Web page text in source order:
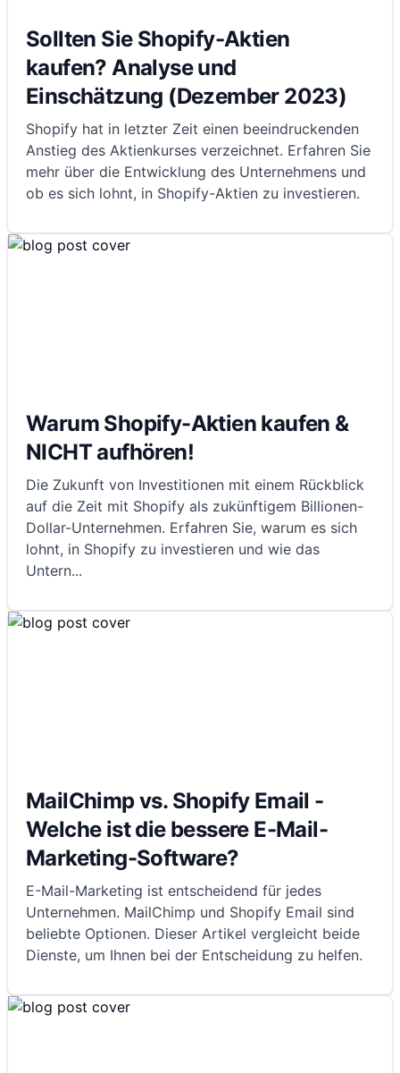
Sollten Sie Shopify-Aktien
kaufen? Analyse und
Einschätzung (Dezember 2023)
Shopify hat in letzter Zeit einen beeindruckenden
Anstieg des Aktienkurses verzeichnet. Erfahren Sie
mehr über die Entwicklung des Unternehmens und
ob es sich lohnt, in Shopify-Aktien zu investieren.
Warum Shopify-Aktien kaufen &
NICHT aufhören!
Die Zukunft von Investitionen mit einem Rückblick
auf die Zeit mit Shopify als zukünftigem Billionen-
Dollar-Unternehmen. Erfahren Sie, warum es sich
lohnt, in Shopify zu investieren und wie das
Untern...
MailChimp vs. Shopify Email -
Welche ist die bessere E-Mail-
Marketing-Software?
E-Mail-Marketing ist entscheidend für jedes
Unternehmen. MailChimp und Shopify Email sind
beliebte Optionen. Dieser Artikel vergleicht beide
Dienste, um Ihnen bei der Entscheidung zu helfen.